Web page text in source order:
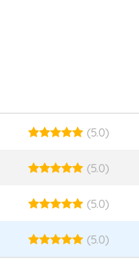
(5.0)
(5.0)
(5.0)
(5.0)